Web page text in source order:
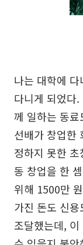
나는 대학에
다니게 되었다
께 일하는 동
선배가 창업한
정하지 못한
동 창업을 한
위해 1500만
가진 돈도 신
조달했는데,